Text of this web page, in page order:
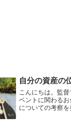
自分の資産の
こんにちは。監
ベントに関わる
についての考察